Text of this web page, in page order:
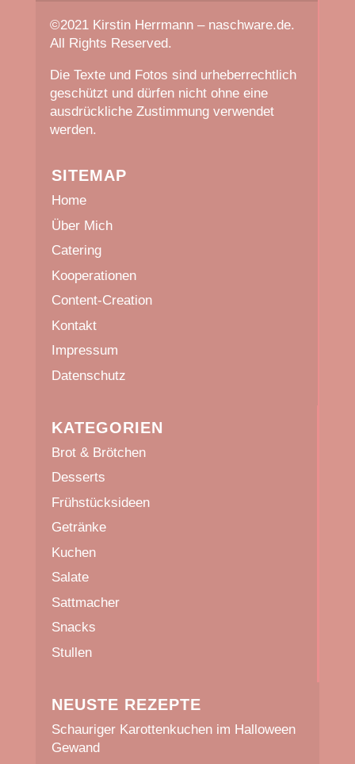
©2021 Kirstin Herrmann – naschware.de.
All Rights Reserved.
Die Texte und Fotos sind urheberrechtlich
geschützt und dürfen nicht ohne eine
ausdrückliche Zustimmung verwendet
werden.
SITEMAP
Home
Über Mich
Catering
Kooperationen
Content-Creation
Kontakt
Impressum
Datenschutz
KATEGORIEN
Brot & Brötchen
Desserts
Frühstücksideen
Getränke
Kuchen
Salate
Sattmacher
Snacks
Stullen
NEUSTE REZEPTE
Schauriger Karottenkuchen im Halloween
Gewand